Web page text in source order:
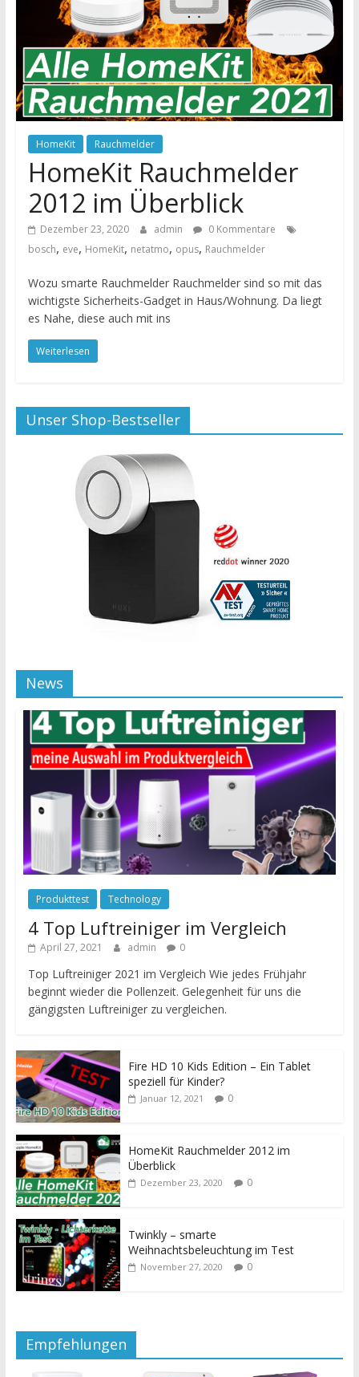
HomeKit Rauchmelder
HomeKit Rauchmelder
2012 im Überblick
Dezember 23, 2020 admin
0 Kommentare
bosch, eve, HomeKit, netatmo, opus, Rauchmelder
Wozu smarte Rauchmelder Rauchmelder sind so mit das
wichtigste Sicherheits-Gadget in Haus/Wohnung. Da liegt
es Nahe, diese auch mit ins
Weiterlesen
Unser Shop-Bestseller
News
Produkttest Technology
4 Top Luftreiniger im Vergleich
April 27, 2021 admin 0
Top Luftreiniger 2021 im Vergleich Wie jedes Frühjahr
beginnt wieder die Pollenzeit. Gelegenheit für uns die
gängigsten Luftreiniger zu vergleichen.
Fire HD 10 Kids Edition – Ein Tablet
speziell für Kinder?
Januar 12, 2021 0
HomeKit Rauchmelder 2012 im
Überblick
Dezember 23, 2020 0
Twinkly – smarte
Weihnachtsbeleuchtung im Test
November 27, 2020 0
Empfehlungen